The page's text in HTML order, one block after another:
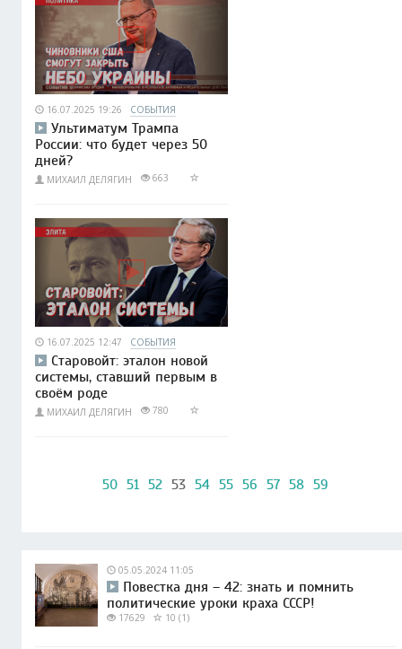
16.07.2025 19:26 СОБЫТИЯ
Ультиматум Трампа
России: что будет через 50
дней?
МИХАИЛ ДЕЛЯГИН 663
16.07.2025 12:47 СОБЫТИЯ
Старовойт: эталон новой
системы, ставший первым в
своём роде
МИХАИЛ ДЕЛЯГИН 780
50 51 52 53 54 55 56 57 58 59
05.05.2024 11:05
Повестка дня – 42: знать и помнить
политические уроки краха СССР!
17629 10 (1)